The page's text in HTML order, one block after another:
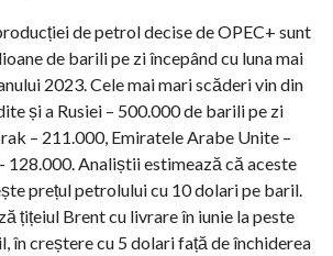
de petrol decise de OPEC+ sunt
de barili pe zi începând cu luna mai
2023. Cele mai mari scăderi vin din
și a Rusiei – 500.000 de barili pe zi
– 211.000, Emiratele Arabe Unite –
128.000. Analiștii estimează că aceste
prețul petrolului cu 10 dolari pe baril.
țițeiul Brent cu livrare în iunie la peste
în creștere cu 5 dolari față de închiderea